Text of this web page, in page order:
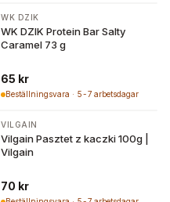
WK DZIK
WK DZIK Protein Bar Salty
Caramel 73 g
65 kr
Beställningsvara · 5-7 arbetsdagar
VILGAIN
Vilgain Pasztet z kaczki 100g |
Vilgain
70 kr